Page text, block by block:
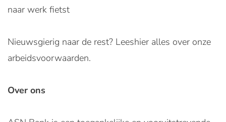
naar werk fietst
Nieuwsgierig naar de rest? Leeshier alles over onze
arbeidsvoorwaarden.
Over ons